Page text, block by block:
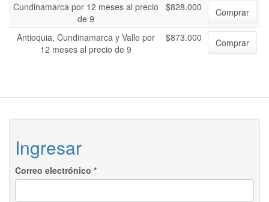
Cundinamarca por 12 meses al precio
de 9
$828.000 Comprar
Antioquia, Cundinamarca y Valle por
12 meses al precio de 9
$873.000 Comprar
Ingresar
Correo electrónico *